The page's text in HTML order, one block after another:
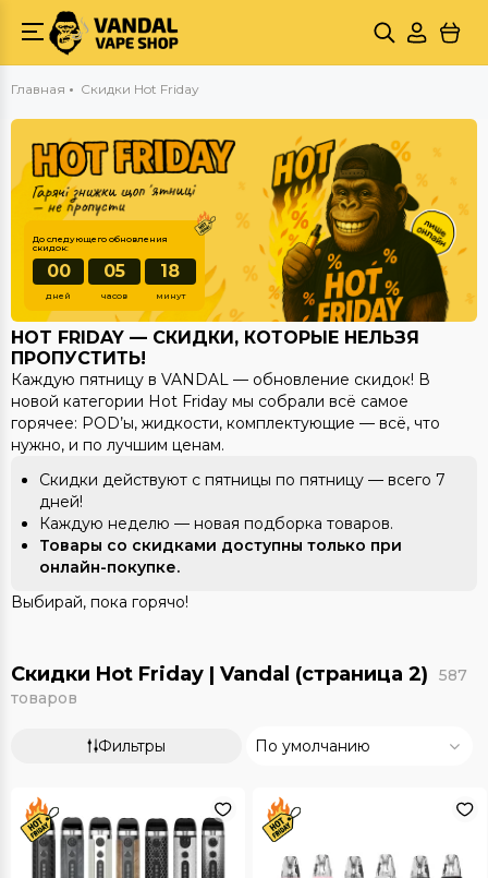
Главная Скидки Hot Friday
До следующего обновления
скидок:
00
дней
05
часов
18
минут
HOT FRIDAY — СКИДКИ, КОТОРЫЕ НЕЛЬЗЯ
ПРОПУСТИТЬ!
Каждую пятницу в VANDAL — обновление скидок! В
новой категории Hot Friday мы собрали всё самое
горячее: POD’ы, жидкости, комплектующие — всё, что
нужно, и по лучшим ценам.
Скидки действуют с пятницы по пятницу — всего 7
дней!
Каждую неделю — новая подборка товаров.
Товары со скидками доступны только при
онлайн-покупке.
Выбирай, пока горячо!
Скидки Hot Friday | Vandal (страница 2)
587
товаров
Фильтры По умолчанию